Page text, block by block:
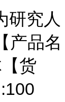
研究人
产品名
货